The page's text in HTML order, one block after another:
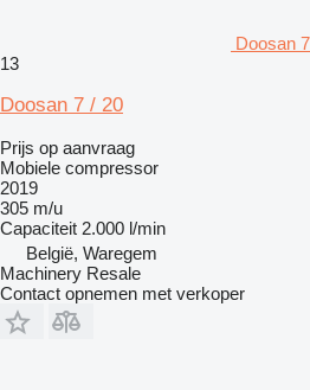
Doosan
13
Doosan 7 / 20
Prijs op aanvraag
Mobiele compressor
2019
305 m/u
Capaciteit 2.000 l/min
België, Waregem
Machinery Resale
Contact opnemen met verkoper